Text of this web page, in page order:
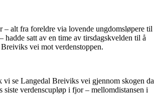
– alt fra foreldre via lovende ungdomsløpere til
hadde satt av en time av tirsdagskvelden til å
vei mot verdenstoppen.
se Langedal Breiviks vei gjennom skogen da
siste verdenscupløp i fjor – mellomdistansen i